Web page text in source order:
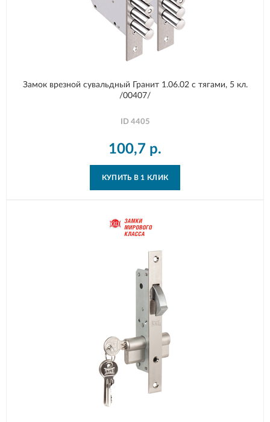
Замок врезной сувальдный Гранит 1.06.02 с тягами, 5 кл.
/00407/
ID 4405
100,7 р.
КУПИТЬ В 1 КЛИК